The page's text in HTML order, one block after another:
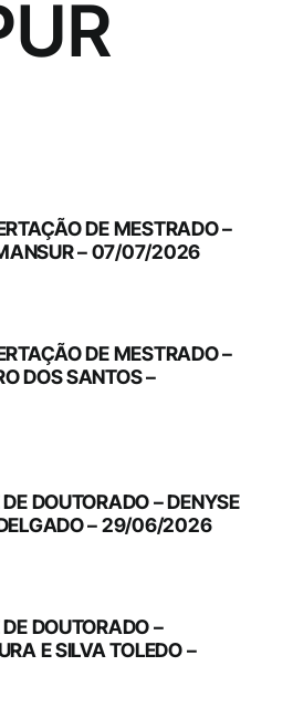
DE MESTRADO –
– 07/07/2026
DE MESTRADO –
DOS SANTOS –
DOUTORADO – DENYSE
– 29/06/2026
DOUTORADO –
E SILVA TOLEDO –